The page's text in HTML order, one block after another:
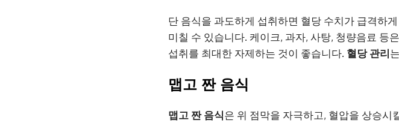
단 음식을 과도하게 섭취하면 혈당 수치가 급격하
미칠 수 있습니다. 케이크, 과자, 사탕, 청량음료 등
섭취를 최대한 자제하는 것이 좋습니다. 혈당 관리는
맵고 짠 음식
맵고 짠 음식은 위 점막을 자극하고, 혈압을 상승시